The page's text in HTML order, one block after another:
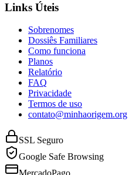
Links Úteis
Sobrenomes
Dossiês Familiares
Como funciona
Planos
Relatório
FAQ
Privacidade
Termos de uso
contato@minhaorigem.org
SSL Seguro
Google Safe Browsing